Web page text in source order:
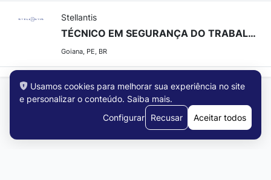
Stellantis
TÉCNICO EM SEGURANÇA DO TRABALHO II
Goiana, PE, BR
Usamos cookies para melhorar sua experiência no site
e personalizar o conteúdo. Saiba mais.
Configurar
Recusar Aceitar todos